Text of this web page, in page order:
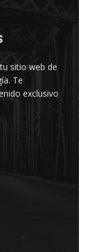
sitio web de
Te
exclusivo